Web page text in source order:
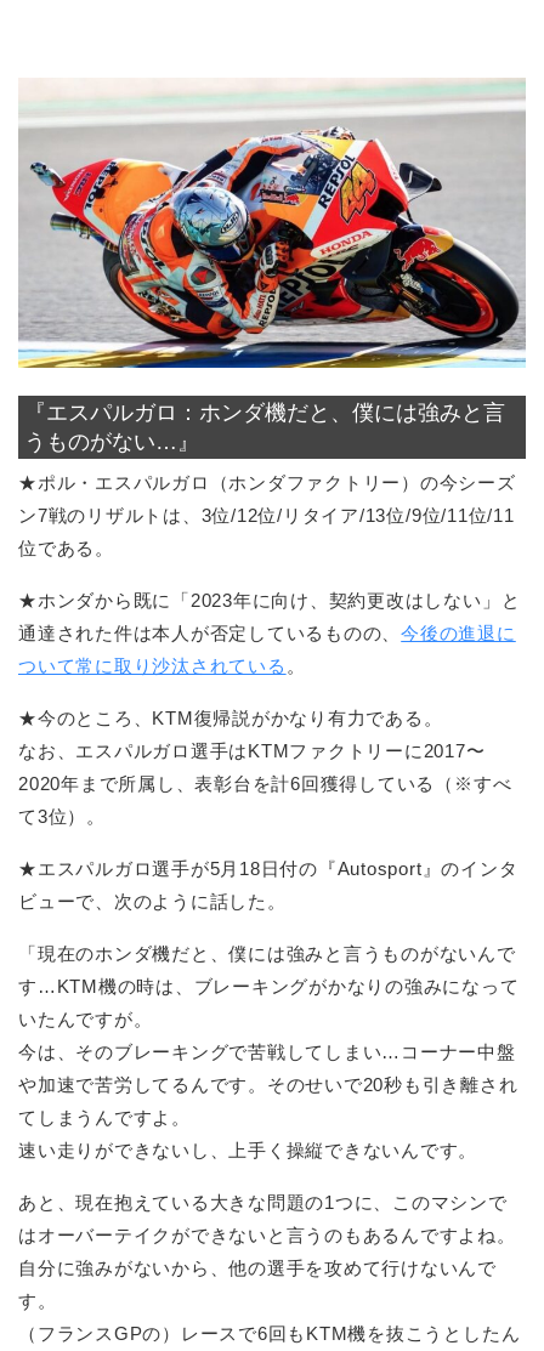
『エスパルガロ：ホンダ機だと、僕には強みと言
うものがない…』
★ポル・エスパルガロ（ホンダファクトリー）の今シーズ
ン7戦のリザルトは、3位/12位/リタイア/13位/9位/11位/11
位である。
★ホンダから既に「2023年に向け、契約更改はしない」と
通達された件は本人が否定しているものの、今後の進退に
ついて常に取り沙汰されている 。
★今のところ、KTM復帰説がかなり有力である。
なお、エスパルガロ選手はKTMファクトリーに2017〜
2020年まで所属し、表彰台を計6回獲得している（※すべ
て3位）。
★エスパルガロ選手が5月18日付の『Autosport』のインタ
ビューで、次のように話した。
「現在のホンダ機だと、僕には強みと言うものがないんで
す…KTM機の時は、ブレーキングがかなりの強みになって
いたんですが。
今は、そのブレーキングで苦戦してしまい…コーナー中盤
や加速で苦労してるんです。そのせいで20秒も引き離され
てしまうんですよ。
速い走りができないし、上手く操縦できないんです。
あと、現在抱えている大きな問題の1つに、このマシンで
はオーバーテイクができないと言うのもあるんですよね。
自分に強みがないから、他の選手を攻めて行けないんで
す。
（フランスGPの）レースで6回もKTM機を抜こうとしたん